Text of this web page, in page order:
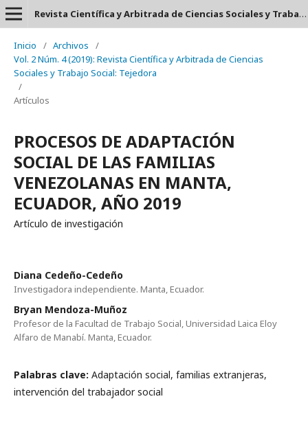
Revista Científica y Arbitrada de Ciencias Sociales y Trabajo Social: Tejedora. ISSN: 2697-3626
Inicio / Archivos
/
Vol. 2 Núm. 4 (2019): Revista Científica y Arbitrada de Ciencias
Sociales y Trabajo Social: Tejedora
/
Artículos
PROCESOS DE ADAPTACIÓN
SOCIAL DE LAS FAMILIAS
VENEZOLANAS EN MANTA,
ECUADOR, AÑO 2019
Artículo de investigación
Diana Cedeño-Cedeño
Investigadora independiente. Manta, Ecuador.
Bryan Mendoza-Muñoz
Profesor de la Facultad de Trabajo Social, Universidad Laica Eloy
Alfaro de Manabí. Manta, Ecuador.
Palabras clave: Adaptación social, familias extranjeras,
intervención del trabajador social